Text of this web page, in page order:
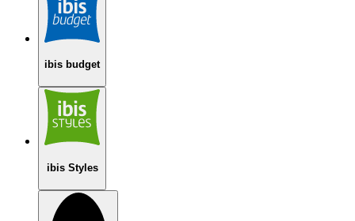
ibis budget
ibis Styles